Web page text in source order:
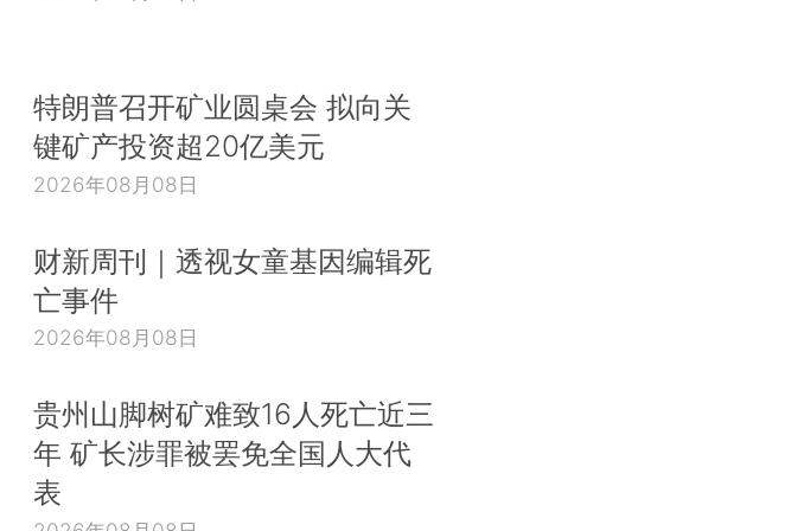
特朗普召开矿业圆桌会 拟向关
键矿产投资超20亿美元
2026年08月08日
财新周刊｜透视女童基因编辑死
亡事件
2026年08月08日
贵州山脚树矿难致16人死亡近三
年 矿长涉罪被罢免全国人大代
表